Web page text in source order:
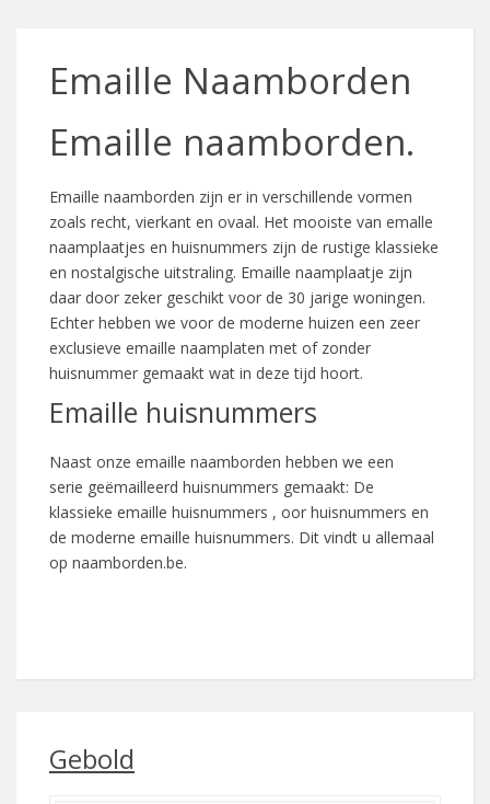
Emaille Naamborden
Emaille naamborden.
Emaille naamborden zijn er in verschillende vormen
zoals recht, vierkant en ovaal. Het mooiste van emalle
naamplaatjes en huisnummers zijn de rustige klassieke
en nostalgische uitstraling. Emaille naamplaatje zijn
daar door zeker geschikt voor de 30 jarige woningen.
Echter hebben we voor de moderne huizen een zeer
exclusieve emaille naamplaten met of zonder
huisnummer gemaakt wat in deze tijd hoort.
Emaille huisnummers
Naast onze emaille naamborden hebben we een
serie geëmailleerd huisnummers gemaakt: De
klassieke emaille huisnummers , oor huisnummers en
de moderne emaille huisnummers. Dit vindt u allemaal
op naamborden.be.
Gebold